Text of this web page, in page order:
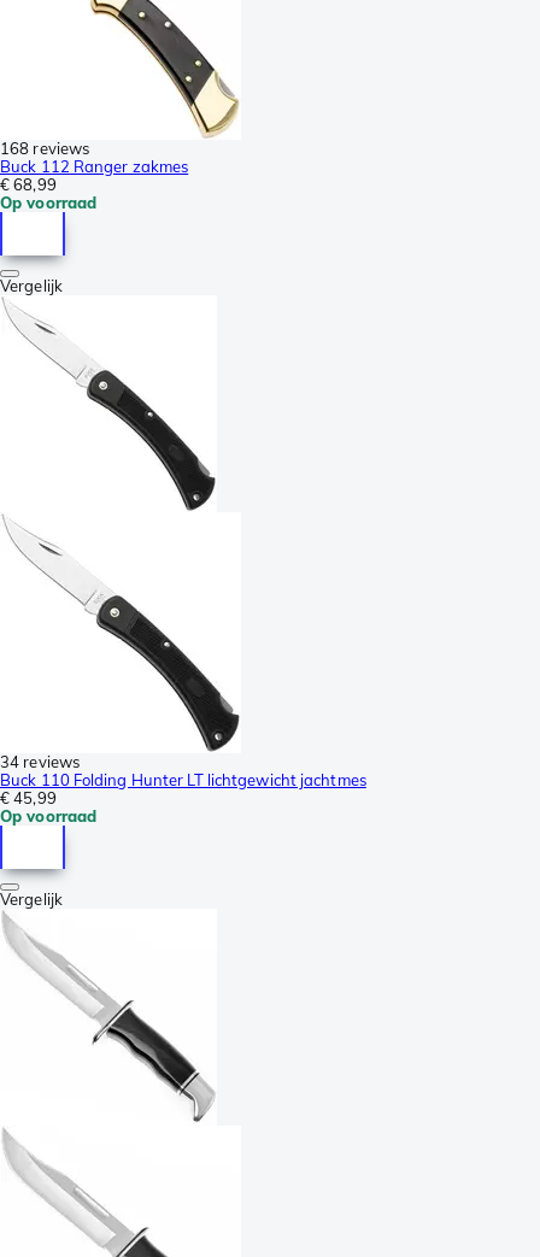
168 reviews
Buck 112 Ranger zakmes
€ 68,99
Op voorraad
Vergelijk
34 reviews
Buck 110 Folding Hunter LT lichtgewicht jachtmes
€ 45,99
Op voorraad
Vergelijk